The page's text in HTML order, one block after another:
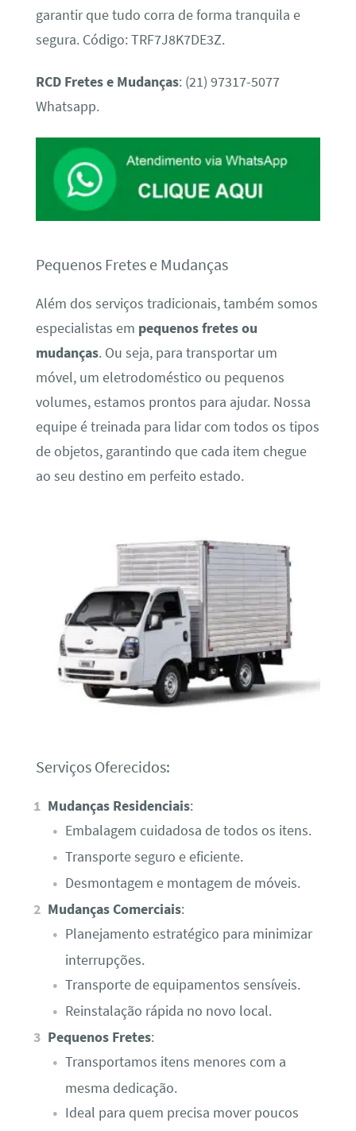
garantir que tudo corra de forma tranquila e
segura. Código: TRF7J8K7DE3Z.
RCD Fretes e Mudanças: (21) 97317-5077
Whatsapp.
Pequenos Fretes e Mudanças
Além dos serviços tradicionais, também somos
especialistas em pequenos fretes ou
mudanças. Ou seja, para transportar um
móvel, um eletrodoméstico ou pequenos
volumes, estamos prontos para ajudar. Nossa
equipe é treinada para lidar com todos os tipos
de objetos, garantindo que cada item chegue
ao seu destino em perfeito estado.
Serviços Oferecidos:
Mudanças Residenciais:
Embalagem cuidadosa de todos os itens.
Transporte seguro e eficiente.
Desmontagem e montagem de móveis.
Mudanças Comerciais:
Planejamento estratégico para minimizar
interrupções.
Transporte de equipamentos sensíveis.
Reinstalação rápida no novo local.
Pequenos Fretes:
Transportamos itens menores com a
mesma dedicação.
Ideal para quem precisa mover poucos